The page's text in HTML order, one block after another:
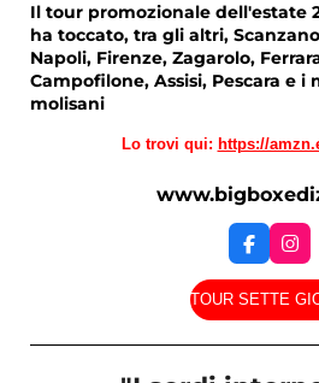
Il tour promozionale dell'estate
ha toccato, tra gli altri,
Napoli, Firenze, Zagarolo,
Campofilone, Assisi, Pescara e
molisani
Lo trovi qui: https://
F
a
e
b
o
k
I
n
t
a
g
TOUR SETTE